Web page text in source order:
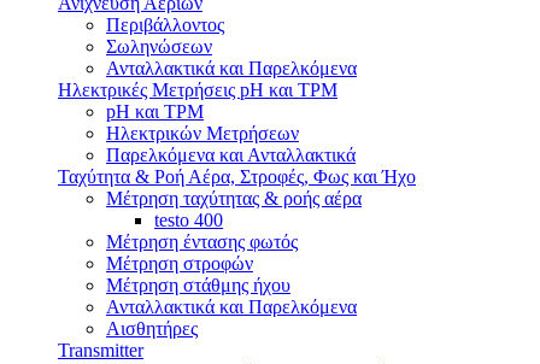
Περιβάλλοντος
Σωληνώσεων
Ανταλλακτικά και Παρελκόμενα
Ηλεκτρικές Μετρήσεις pH και TPM
pH και TPM
Ηλεκτρικών Μετρήσεων
Παρελκόμενα και Ανταλλακτικά
Ταχύτητα & Ροή Αέρα, Στροφές, Φως και Ήχο
Μέτρηση ταχύτητας & ροής αέρα
testo 400
Μέτρηση έντασης φωτός
Μέτρηση στροφών
Μέτρηση στάθμης ήχου
Ανταλλακτικά και Παρελκόμενα
Αισθητήρες
Transmitter